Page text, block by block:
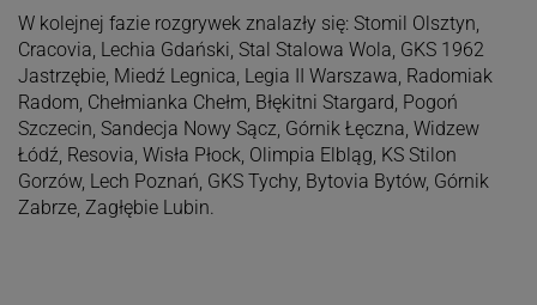
W kolejnej fazie rozgrywek znalazły się: Stomil Olsztyn,
Cracovia, Lechia Gdański, Stal Stalowa Wola, GKS 1962
Jastrzębie, Miedź Legnica, Legia II Warszawa, Radomiak
Radom, Chełmianka Chełm, Błękitni Stargard, Pogoń
Szczecin, Sandecja Nowy Sącz, Górnik Łęczna, Widzew
Łódź, Resovia, Wisła Płock, Olimpia Elbląg, KS Stilon
Gorzów, Lech Poznań, GKS Tychy, Bytovia Bytów, Górnik
Zabrze, Zagłębie Lubin.